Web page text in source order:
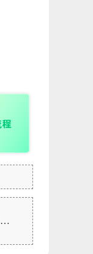
考完PMP证书有什么用？可以做管理岗位吗？